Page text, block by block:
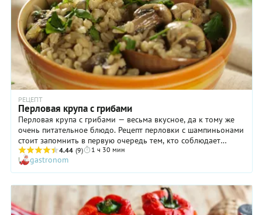
РЕЦЕПТ
Перловая крупа с грибами
Перловая крупа с грибами — весьма вкусное, да к тому же
очень питательное блюдо. Рецепт перловки с шампиньонами
стоит запомнить в первую очередь тем, кто соблюдает
строгий пост или придерживается вегетарианства. Но и в
качестве гарнира к мясу это блюдо придется по душе
многим. Кстати, перловка сильно недооценена многими
кулинарами, и очень зря: эта крупа помогает наладить
пищеварение, поддерживает здоровье костей и содержит
аминокислоту, которая отвечает за иммунитет и защиту
4.44 (9) 1 ч 30 мин
gastronom